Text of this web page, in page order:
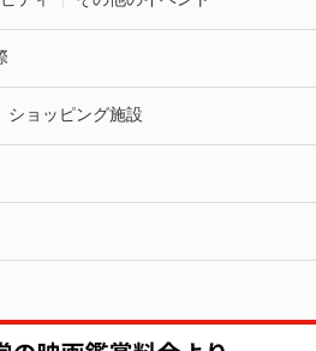
ショッピング施設